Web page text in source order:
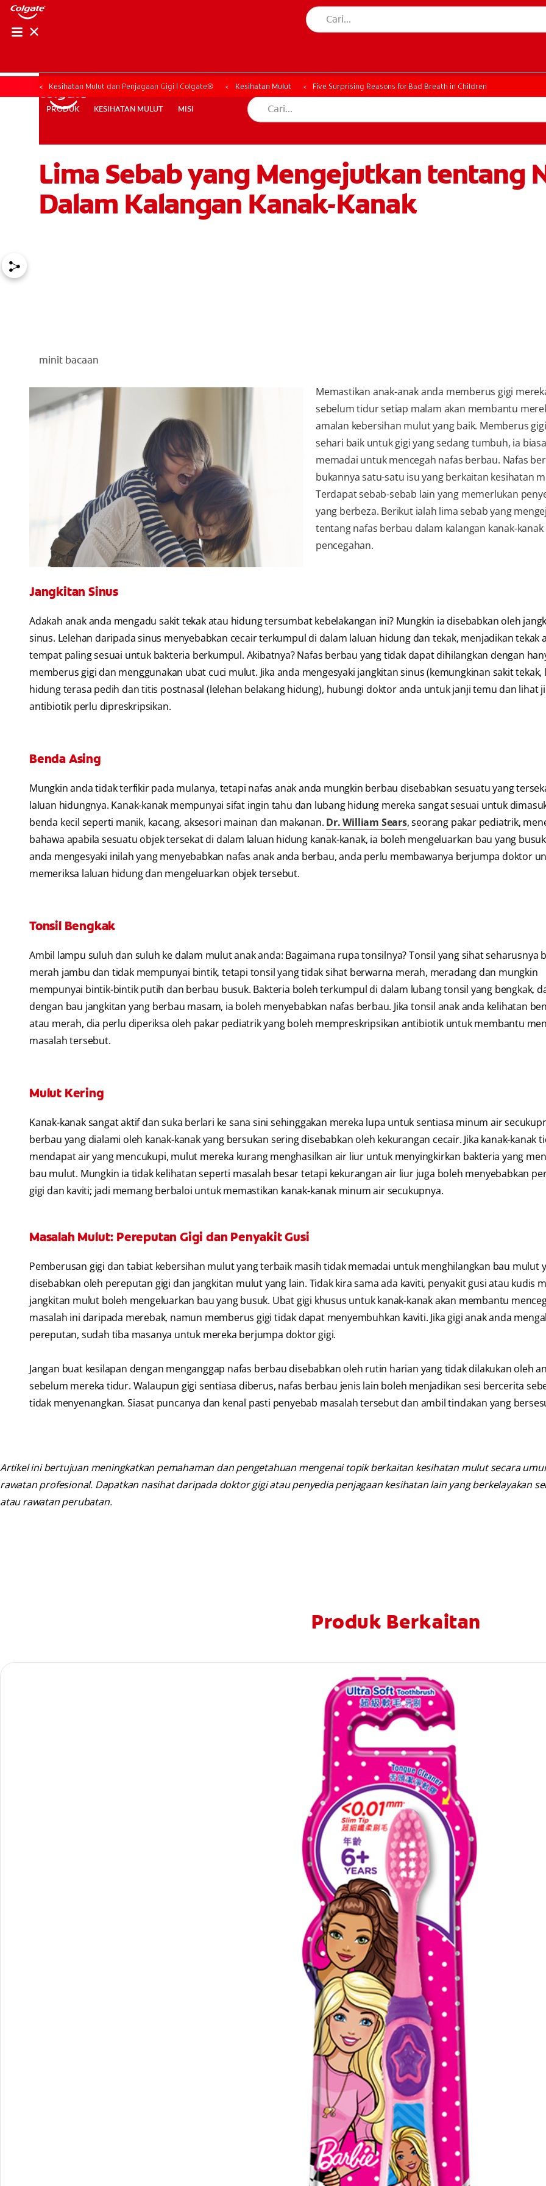
PRODUK KESIHATAN MULUT MISI
MY (MS)
PRODUK KESIHATAN MULUT MISI
PENILAIAN KESIHATAN MULUT
Kesihatan Mulut dan Penjagaan Gigi | Colgate® Kesihatan Mulut Five Surprising Reasons for Bad Breath in Children
Lima Sebab yang Mengejutkan tentang
Dalam Kalangan Kanak-Kanak
minit bacaan
Memastikan anak-anak anda memberus gigi
sebelum tidur setiap malam akan membantu
amalan kebersihan mulut yang baik. Memberus
sehari baik untuk gigi yang sedang tumbuh, ia
memadai untuk mencegah nafas berbau. Nafas
bukannya satu-satu isu yang berkaitan kesihatan
Terdapat sebab-sebab lain yang memerlukan
yang berbeza. Berikut ialah lima sebab yang
tentang nafas berbau dalam kalangan kanak-kanak
pencegahan.
Jangkitan Sinus
Adakah anak anda mengadu sakit tekak atau hidung tersumbat kebelakangan ini? Mungkin ia disebabkan oleh
sinus. Lelehan daripada sinus menyebabkan cecair terkumpul di dalam laluan hidung dan tekak, menjadikan tekak
tempat paling sesuai untuk bakteria berkumpul. Akibatnya? Nafas berbau yang tidak dapat dihilangkan dengan
memberus gigi dan menggunakan ubat cuci mulut. Jika anda mengesyaki jangkitan sinus (kemungkinan sakit tekak,
hidung terasa pedih dan titis postnasal (lelehan belakang hidung), hubungi doktor anda untuk janji temu dan lihat
antibiotik perlu dipreskripsikan.
Benda Asing
Mungkin anda tidak terfikir pada mulanya, tetapi nafas anak anda mungkin berbau disebabkan sesuatu yang
laluan hidungnya. Kanak-kanak mempunyai sifat ingin tahu dan lubang hidung mereka sangat sesuai untuk
benda kecil seperti manik, kacang, aksesori mainan dan makanan. Dr. William Sears, seorang pakar pediatrik,
bahawa apabila sesuatu objek tersekat di dalam laluan hidung kanak-kanak, ia boleh mengeluarkan bau yang
anda mengesyaki inilah yang menyebabkan nafas anak anda berbau, anda perlu membawanya berjumpa doktor
memeriksa laluan hidung dan mengeluarkan objek tersebut.
Tonsil Bengkak
Ambil lampu suluh dan suluh ke dalam mulut anak anda: Bagaimana rupa tonsilnya? Tonsil yang sihat seharusnya
merah jambu dan tidak mempunyai bintik, tetapi tonsil yang tidak sihat berwarna merah, meradang dan mungkin
mempunyai bintik-bintik putih dan berbau busuk. Bakteria boleh terkumpul di dalam lubang tonsil yang bengkak,
dengan bau jangkitan yang berbau masam, ia boleh menyebabkan nafas berbau. Jika tonsil anak anda kelihatan
atau merah, dia perlu diperiksa oleh pakar pediatrik yang boleh mempreskripsikan antibiotik untuk membantu
masalah tersebut.
Mulut Kering
Kanak-kanak sangat aktif dan suka berlari ke sana sini sehinggakan mereka lupa untuk sentiasa minum air
berbau yang dialami oleh kanak-kanak yang bersukan sering disebabkan oleh kekurangan cecair. Jika kanak-kanak
mendapat air yang mencukupi, mulut mereka kurang menghasilkan air liur untuk menyingkirkan bakteria yang
bau mulut. Mungkin ia tidak kelihatan seperti masalah besar tetapi kekurangan air liur juga boleh menyebabkan
gigi dan kaviti; jadi memang berbaloi untuk memastikan kanak-kanak minum air secukupnya.
Masalah Mulut: Pereputan Gigi dan Penyakit Gusi
Pemberusan gigi dan tabiat kebersihan mulut yang terbaik masih tidak memadai untuk menghilangkan bau mulut
disebabkan oleh pereputan gigi dan jangkitan mulut yang lain. Tidak kira sama ada kaviti, penyakit gusi atau kudis
jangkitan mulut boleh mengeluarkan bau yang busuk. Ubat gigi khusus untuk kanak-kanak akan membantu
masalah ini daripada merebak, namun memberus gigi tidak dapat menyembuhkan kaviti. Jika gigi anak anda
pereputan, sudah tiba masanya untuk mereka berjumpa doktor gigi.
Jangan buat kesilapan dengan menganggap nafas berbau disebabkan oleh rutin harian yang tidak dilakukan oleh
sebelum mereka tidur. Walaupun gigi sentiasa diberus, nafas berbau jenis lain boleh menjadikan sesi bercerita
tidak menyenangkan. Siasat puncanya dan kenal pasti penyebab masalah tersebut dan ambil tindakan yang
Artikel ini bertujuan meningkatkan pemahaman dan pengetahuan mengenai topik berkaitan kesihatan mulut secara
rawatan profesional. Dapatkan nasihat daripada doktor gigi atau penyedia penjagaan kesihatan lain yang berkelayakan
atau rawatan perubatan.
Produk Berkaitan